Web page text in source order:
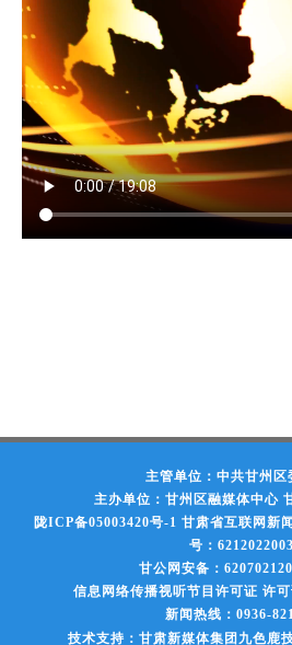
主管单位：中共甘州区
主办单位：甘州区融媒体中心
陇ICP备05003420号-1 甘肃省互联网新
号：
甘公网安备：
信息网络传播视听节目许可证 许
新闻热线：0936-
技术支持：甘肃新媒体集团九色鹿